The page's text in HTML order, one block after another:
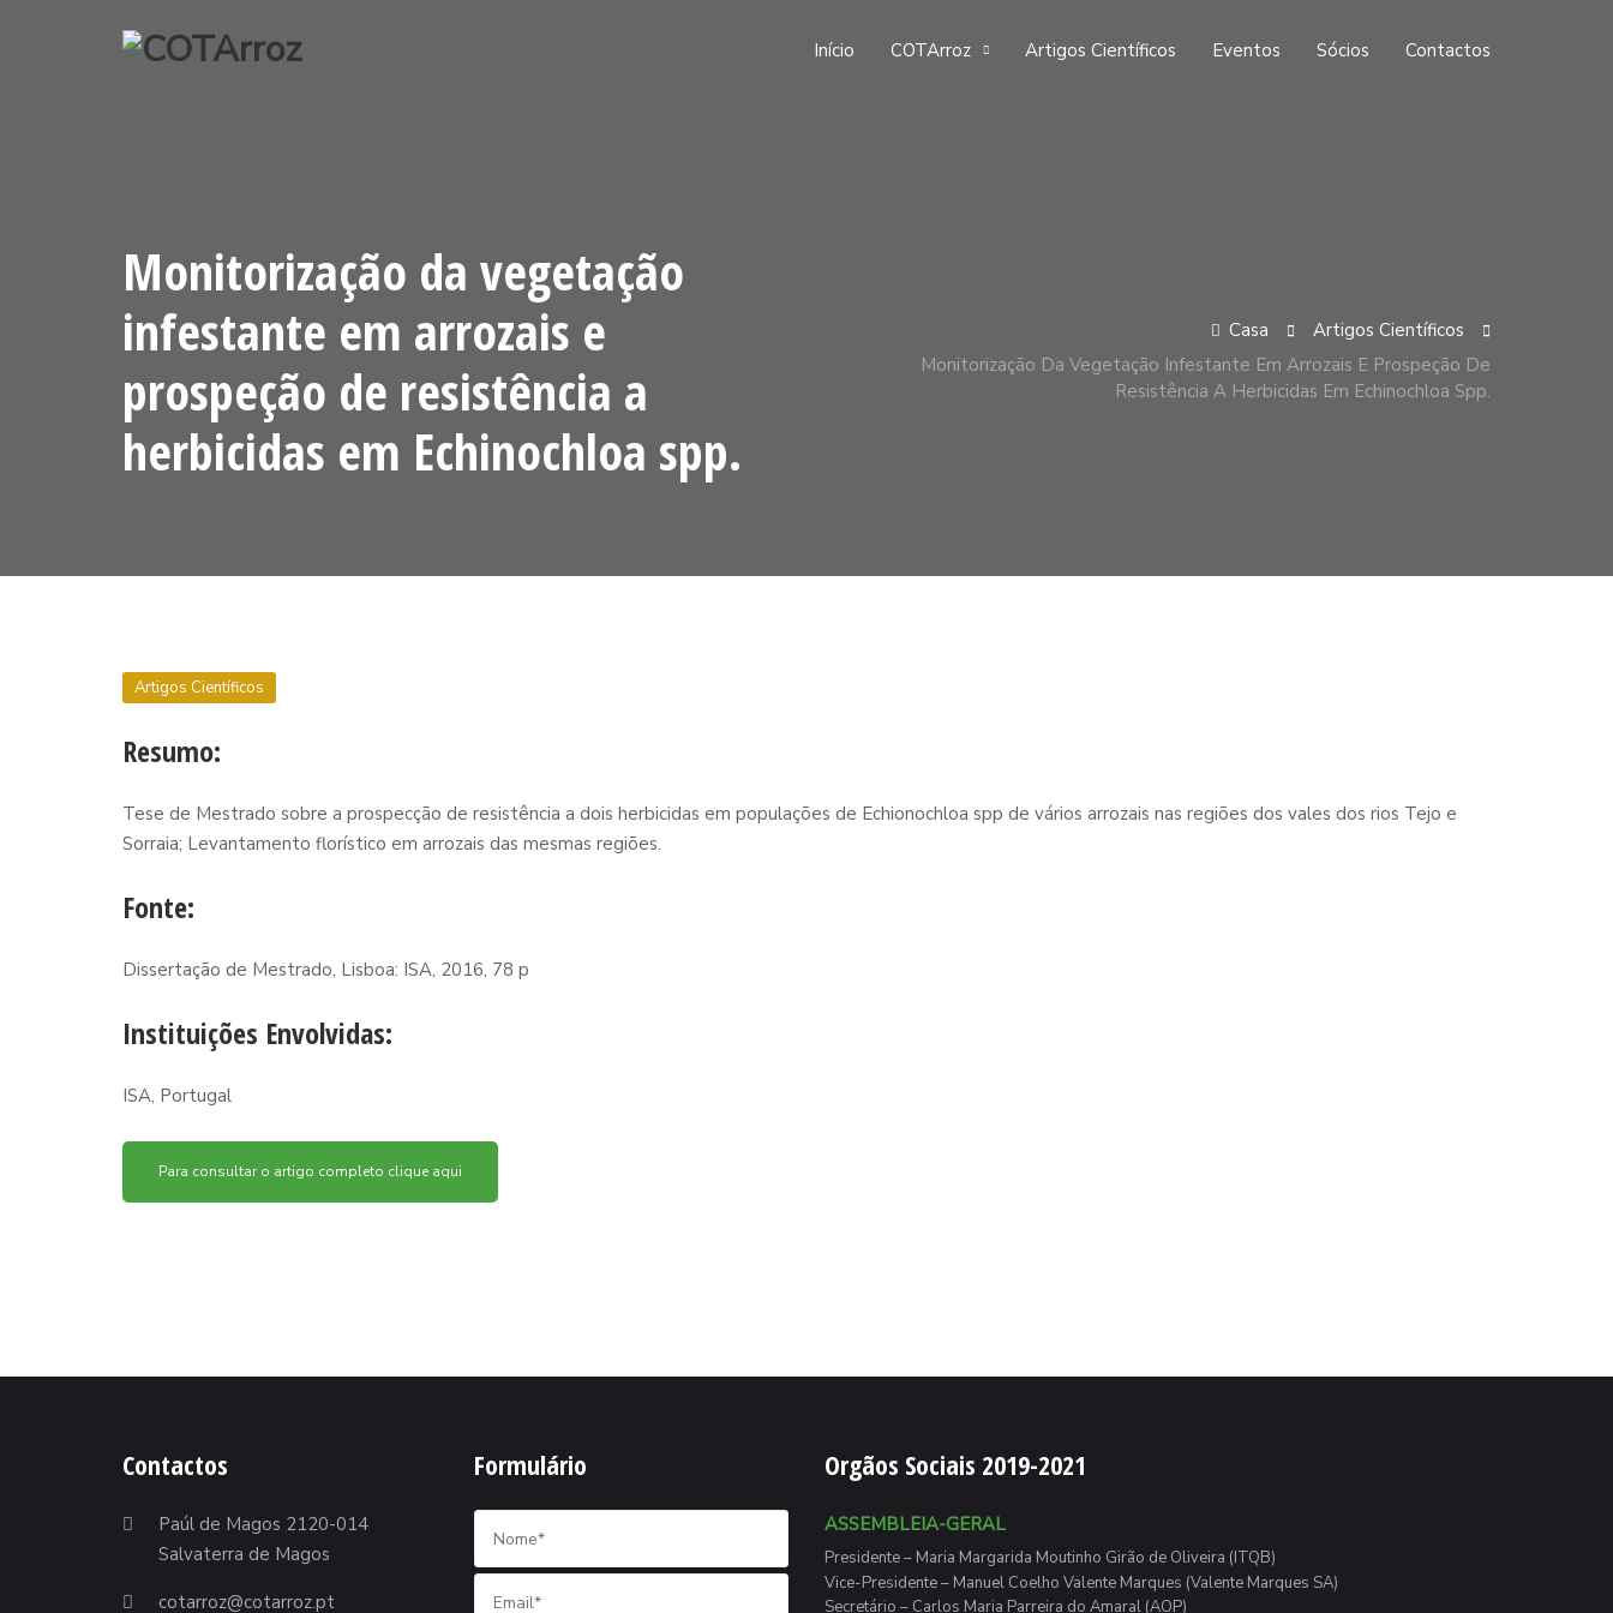
Início COTArroz Artigos Científicos Eventos Sócios Contactos
Monitorização da vegetação
infestante em arrozais e
prospeção de resistência a
herbicidas em Echinochloa spp.
Casa
Artigos Científicos
Monitorização Da Vegetação Infestante Em Arrozais E Prospeção De
Resistência A Herbicidas Em Echinochloa Spp.
Artigos Científicos
Resumo:
Tese de Mestrado sobre a prospecção de resistência a dois herbicidas em populações de Echionochloa spp de vários arrozais nas regiões dos vales dos rios Tejo e
Sorraia; Levantamento florístico em arrozais das mesmas regiões.
Fonte:
Dissertação de Mestrado, Lisboa: ISA, 2016, 78 p
Instituições Envolvidas:
ISA, Portugal
Para consultar o artigo completo clique aqui
Contactos
Paúl de Magos 2120-014
Salvaterra de Magos
cotarroz@cotarroz.pt
Formulário Orgãos Sociais 2019-2021
ASSEMBLEIA-GERAL
Presidente – Maria Margarida Moutinho Girão de Oliveira (ITQB)
Vice-Presidente – Manuel Coelho Valente Marques (Valente Marques SA)
Secretário – Carlos Maria Parreira do Amaral (AOP)